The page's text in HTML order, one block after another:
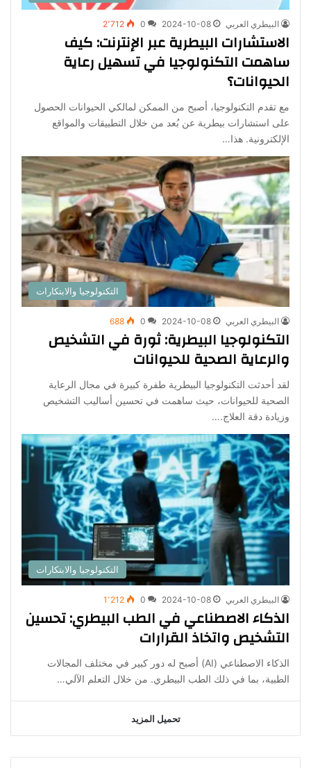
البيطري العربي 2024-10-08
0 2٬712
الاستشارات البيطرية عبر الإنترنت: كيف
ساهمت التكنولوجيا في تسهيل رعاية
الحيوانات؟
مع تقدم التكنولوجيا، أصبح من الممكن لمالكي الحيوانات الحصول
على استشارات بيطرية عن بُعد من خلال التطبيقات والمواقع
الإلكترونية. هذا…
التكنولوجيا والابتكارات
البيطري العربي 2024-10-08
0
688
التكنولوجيا البيطرية: ثورة في التشخيص
والرعاية الصحية للحيوانات
لقد أحدثت التكنولوجيا البيطرية طفرة كبيرة في مجال الرعاية
الصحية للحيوانات، حيث ساهمت في تحسين أساليب التشخيص
وزيادة دقة العلاج.…
التكنولوجيا والابتكارات
البيطري العربي 2024-10-08
0 1٬212
الذكاء الاصطناعي في الطب البيطري: تحسين
التشخيص واتخاذ القرارات
الذكاء الاصطناعي (AI) أصبح له دور كبير في مختلف المجالات
الطبية، بما في ذلك الطب البيطري. من خلال التعلم الآلي…
تحميل المزيد